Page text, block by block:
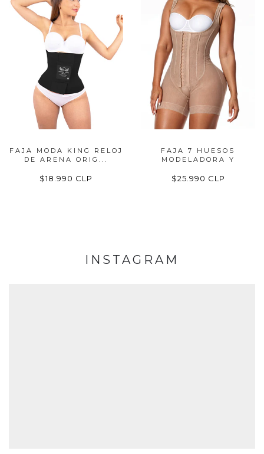
FAJA MODA KING RELOJ
DE ARENA ORIG...
$18.990 CLP
FAJA 7 HUESOS
MODELADORA Y
$25.990 CLP
INSTAGRAM